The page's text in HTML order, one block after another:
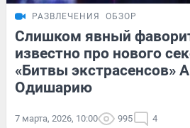
РАЗВЛЕЧЕНИЯ ОБЗОР
Слишком явный
известно про нового
«Битвы экстрасенсов»
Одишарию
7 марта, 2026, 10:00 995 4